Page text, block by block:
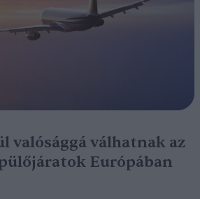
valósággá válhatnak az
Európában